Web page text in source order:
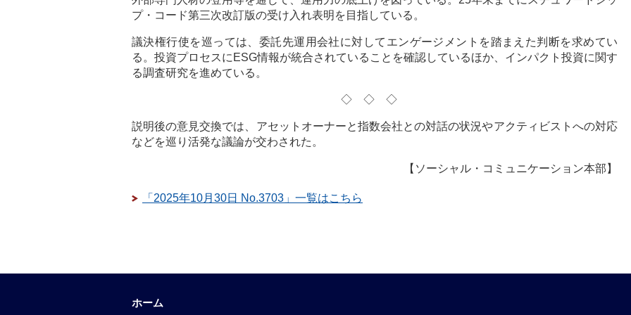
プ・コード第三次改訂版の受け入れ表明を目指している。
議決権行使を巡っては、委託先運用会社に対してエンゲージメントを踏まえた判断を求めてい
る。投資プロセスにESG情報が統合されていることを確認しているほか、インパクト投資に関す
る調査研究を進めている。
◇◇◇
説明後の意見交換では、アセットオーナーと指数会社との対話の状況やアクティビストへの対応
などを巡り活発な議論が交わされた。
【ソーシャル・コミュニケーション本部】
「2025年10月30日 No.3703」一覧はこちら
ホーム